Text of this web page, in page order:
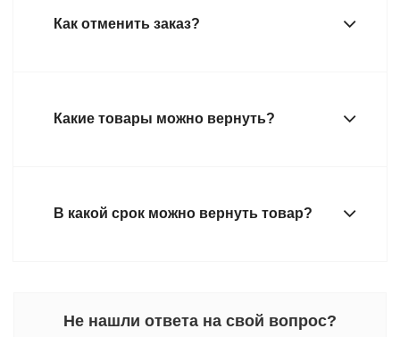
Как отменить заказ?
Какие товары можно вернуть?
В какой срок можно вернуть товар?
Не нашли ответа на свой вопрос?